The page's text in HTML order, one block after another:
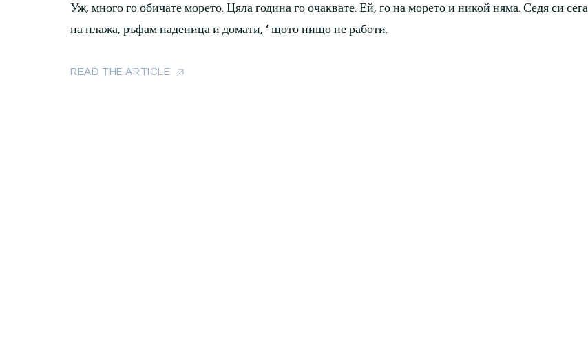
Уж, много го обичате морето. Цяла година го очаквате. Ей, го на морето и никой няма. Седя си сега
на плажа, ръфам наденица и домати, ‘ щото нищо не работи.
READ THE ARTICLE